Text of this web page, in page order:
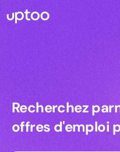
Recherchez
Recherchez
offres d'emploi